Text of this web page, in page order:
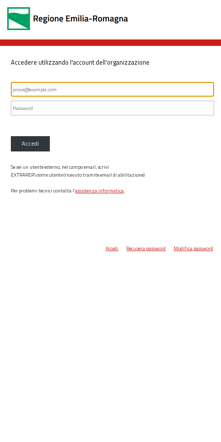
Accedere utilizzando l'account dell'organizzazione
Accedi
Se sei un utente esterno, nel campo email, scrivi
EXTRARER\nome utente(ricevuto tramite email di abilitazione)
Per problemi tecnici contatta l’assistenza informatica.
Accedi Recupera password Modifica password